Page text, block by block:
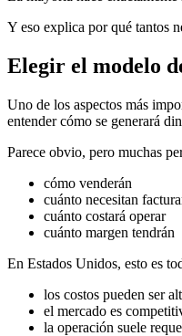
Y eso explica por qué tantos
Elegir el modelo
Uno de los aspectos más
entender cómo se generará
Parece obvio, pero muchas
cómo venderán
cuánto necesitan
cuánto costará operar
cuánto margen tendrán
En Estados Unidos, esto es
los costos pueden ser
el mercado es
la operación suele